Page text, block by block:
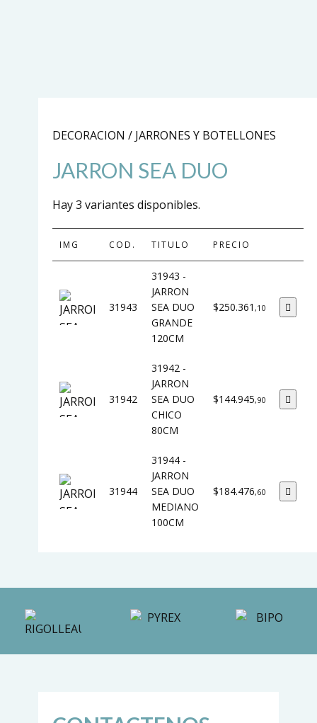
DECORACION / JARRONES Y BOTELLONES
JARRON SEA DUO
Hay 3 variantes disponibles.
IMG COD. TITULO PRECIO
31943
31943 -
JARRON
SEA DUO
GRANDE
120CM
$250.361 ,10
31942
31942 -
JARRON
SEA DUO
CHICO
80CM
$144.945,90
31944
31944 -
JARRON
SEA DUO
MEDIANO
100CM
$184.476,60